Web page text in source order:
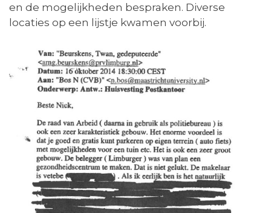
en de mogelijkheden bespraken. Diverse
locaties op een lijstje kwamen voorbij.